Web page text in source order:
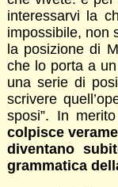
interessarvi la
impossibile, non
la posizione di
che lo porta a
una serie di
scrivere
sposi”. In
colpisce
diventano
grammatica